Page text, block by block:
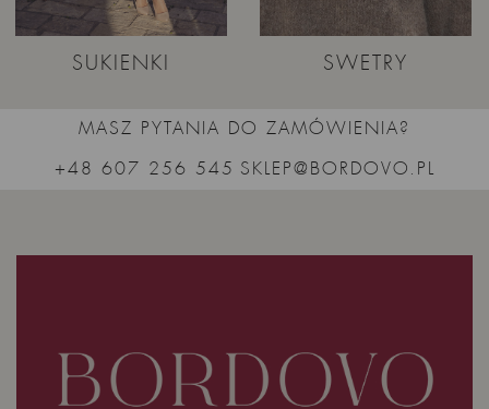
SUKIENKI SWETRY
MASZ PYTANIA DO ZAMÓWIENIA?
+48 607 256 545 SKLEP@BORDOVO.PL